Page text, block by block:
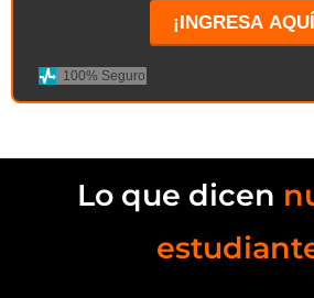
¡INGRESA
100% Seguro
Lo que dicen